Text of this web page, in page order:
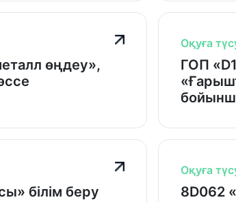
өңдеу»,
Оқуға
ГОП
білім беру
Оқуға
8D062